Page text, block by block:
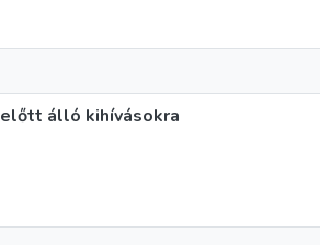
álló kihívásokra